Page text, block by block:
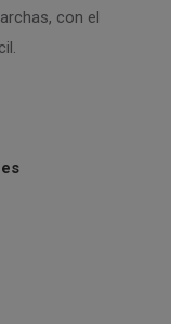
con el